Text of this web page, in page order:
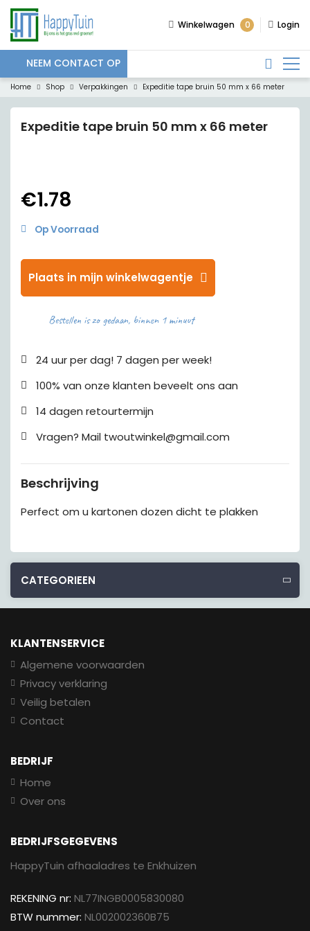
Winkelwagen 0 Login
NEEM CONTACT OP
Home Shop Verpakkingen Expeditie tape bruin 50 mm x 66 meter
Expeditie tape bruin 50 mm x 66 meter
€1.78
Op Voorraad
Plaats in mijn winkelwagentje
Bestellen is zo gedaan, binnen 1 minuut
24 uur per dag! 7 dagen per week!
100% van onze klanten beveelt ons aan
14 dagen retourtermijn
Vragen? Mail twoutwinkel@gmail.com
Beschrijving
Perfect om u kartonen dozen dicht te plakken
CATEGORIEEN
KLANTENSERVICE
Algemene voorwaarden
Privacy verklaring
Veilig betalen
Contact
BEDRIJF
Home
Over ons
BEDRIJFSGEGEVENS
HappyTuin afhaaladres te Enkhuizen
REKENING nr: NL77INGB0005830080
BTW nummer: NL002002360B75